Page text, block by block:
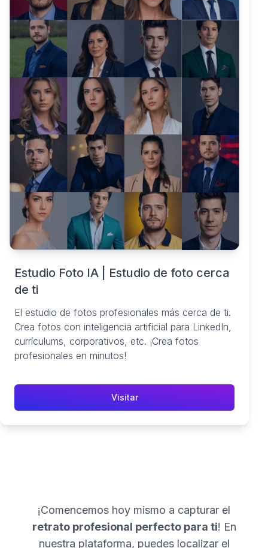
Estudio Foto IA | Estudio de foto cerca
de ti
El estudio de fotos profesionales más cerca de ti.
Crea fotos con inteligencia artificial para LinkedIn,
currículums, corporativos, etc. ¡Crea fotos
profesionales en minutos!
Visitar
¡Comencemos hoy mismo a capturar el
retrato profesional perfecto para ti! En
nuestra plataforma, puedes localizar el